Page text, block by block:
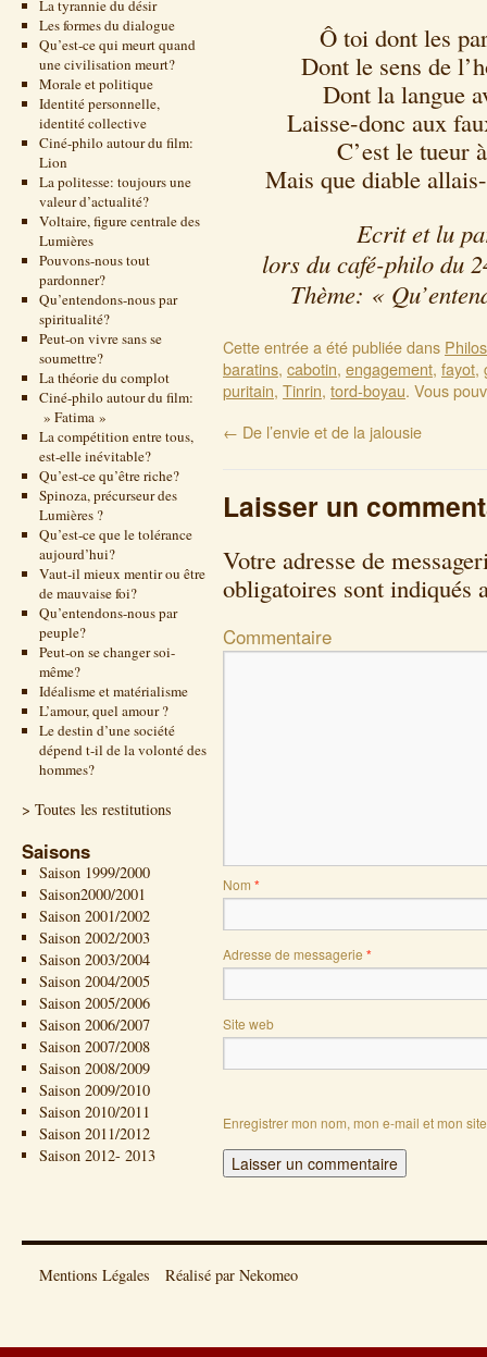
La tyrannie du désir
Les formes du dialogue
Qu’est-ce qui meurt quand
une civilisation meurt?
Morale et politique
Identité personnelle,
identité collective
Ciné-philo autour du film:
Lion
La politesse: toujours une
valeur d’actualité?
Voltaire, figure centrale des
Lumières
Pouvons-nous tout
pardonner?
Qu’entendons-nous par
spiritualité?
Peut-on vivre sans se
soumettre?
La théorie du complot
Ciné-philo autour du film:
» Fatima »
La compétition entre tous,
est-elle inévitable?
Qu’est-ce qu’être riche?
Spinoza, précurseur des
Lumières ?
Qu’est-ce que le tolérance
aujourd’hui?
Vaut-il mieux mentir ou être
de mauvaise foi?
Qu’entendons-nous par
peuple?
Peut-on se changer soi-
même?
Idéalisme et matérialisme
L’amour, quel amour ?
Le destin d’une société
dépend t-il de la volonté des
hommes?
> Toutes les restitutions
Saisons
Saison 1999/2000
Saison2000/2001
Saison 2001/2002
Saison 2002/2003
Saison 2003/2004
Saison 2004/2005
Saison 2005/2006
Saison 2006/2007
Saison 2007/2008
Saison 2008/2009
Saison 2009/2010
Saison 2010/2011
Saison 2011/2012
Saison 2012- 2013
Ô toi dont les
Dont le sens de
Dont la langue
Laisse-donc aux
C’est le tueur
Mais que diable
Ecrit et lu
lors du café-philo du
Thème: «
Cette entrée a été publiée dans
baratins, cabotin, engagement, fayot,
puritain, Tinrin, tord-boyau. Vous
← De l’envie et de la jalousie
Laisser un
Votre adresse de
obligatoires sont indiqués
Commentaire
Nom *
Adresse de messagerie *
Site web
Enregistrer mon nom, mon e-mail et mon
Mentions Légales Réalisé par Nekomeo